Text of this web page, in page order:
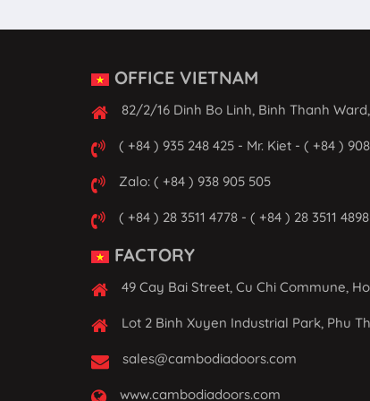
OFFICE VIETNAM
82/2/16 Dinh Bo Linh, Binh Thanh
( +84 ) 935 248 425 - Mr. Kiet - ( +84 )
Zalo: ( +84 ) 938 905 505
( +84 ) 28 3511 4778 - ( +84 ) 28 3511 4898
FACTORY
49 Cay Bai Street, Cu Chi Commune,
Lot 2 Binh Xuyen Industrial Park, Phu
sales@cambodiadoors.com
www.cambodiadoors.com